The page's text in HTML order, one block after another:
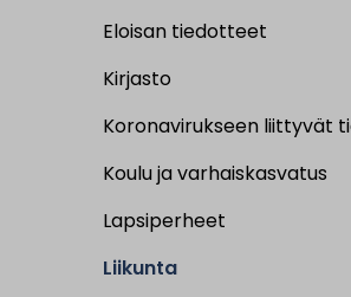
Eloisan tiedotteet
Kirjasto
Koronavirukseen liittyvät
Koulu ja varhaiskasvatus
Lapsiperheet
Liikunta